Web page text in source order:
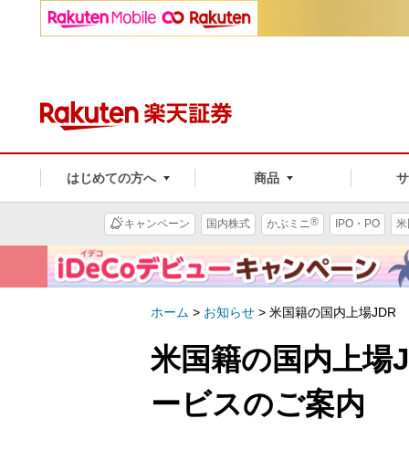
はじめての方へ 商品
キャンペーン 国内株式 かぶミニ® IPO・PO
ホーム > お知らせ > 米国籍の国内上場JDR
米国籍の国内上
ービスのご案内